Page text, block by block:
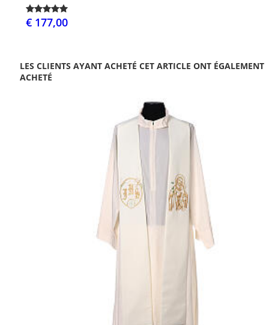
€ 177,00
LES CLIENTS AYANT ACHETÉ CET ARTICLE ONT ÉGALEMENT
ACHETÉ